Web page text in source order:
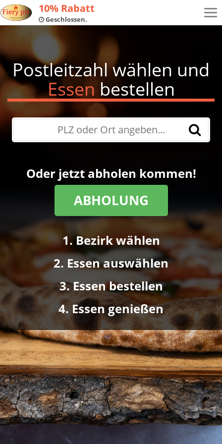
10% Rabatt
Geschlossen.
Postleitzahl wählen und
Essen bestellen
Oder jetzt abholen kommen!
ABHOLUNG
1. Bezirk wählen
2. Essen auswählen
3. Essen bestellen
4. Essen genießen